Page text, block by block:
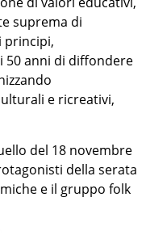
suprema di
principi,
50 anni di diffondere
e ricreativi,
del 18 novembre
della serata
e il gruppo folk